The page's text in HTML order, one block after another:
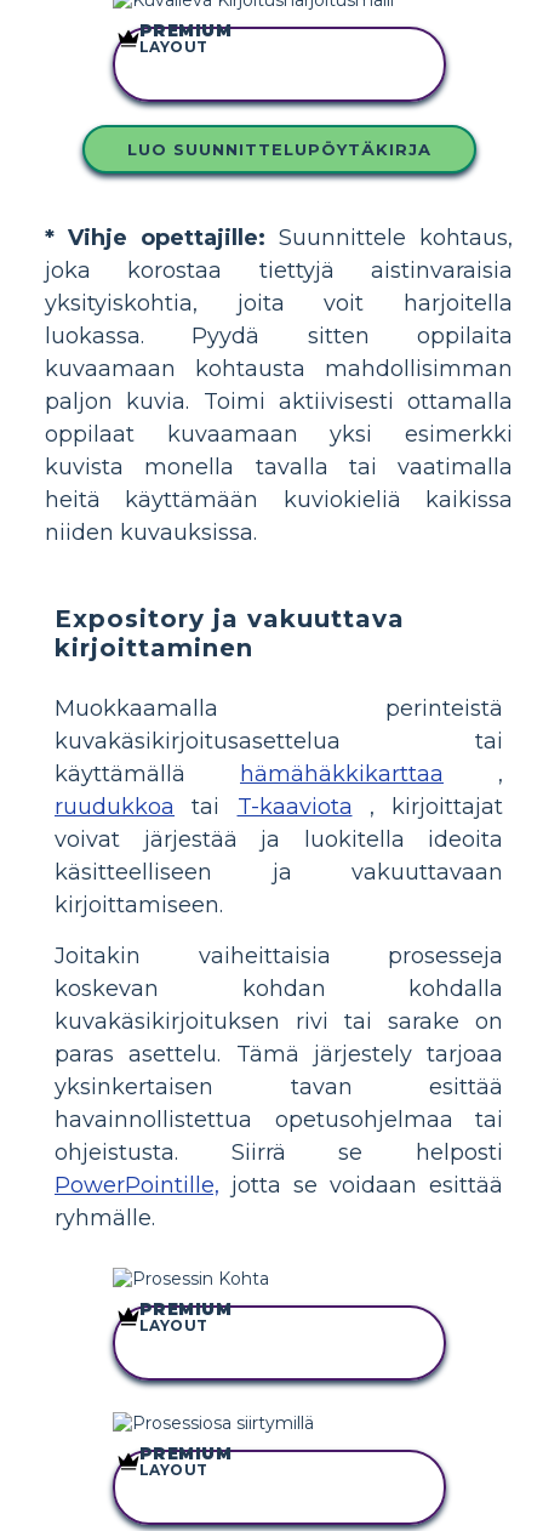
KOPIOI TÄMÄ
PREMIUM
LAYOUT
LUO SUUNNITTELUPÖYTÄKIRJA
* Vihje opettajille: Suunnittele kohtaus,
joka korostaa tiettyjä aistinvaraisia
yksityiskohtia, joita voit harjoitella
luokassa. Pyydä sitten oppilaita
kuvaamaan kohtausta mahdollisimman
paljon kuvia. Toimi aktiivisesti ottamalla
oppilaat kuvaamaan yksi esimerkki
kuvista monella tavalla tai vaatimalla
heitä käyttämään kuviokieliä kaikissa
niiden kuvauksissa.
Expository ja vakuuttava
kirjoittaminen
Muokkaamalla perinteistä
kuvakäsikirjoitusasettelua tai
käyttämällä
hämähäkkikarttaa ,
ruudukkoa tai T-kaaviota , kirjoittajat
voivat järjestää ja luokitella ideoita
käsitteelliseen ja vakuuttavaan
kirjoittamiseen.
Joitakin vaiheittaisia prosesseja
koskevan kohdan kohdalla
kuvakäsikirjoituksen rivi tai sarake on
paras asettelu. Tämä järjestely tarjoaa
yksinkertaisen tavan esittää
havainnollistettua opetusohjelmaa tai
ohjeistusta. Siirrä se helposti
PowerPointille, jotta se voidaan esittää
ryhmälle.
KOPIOI TÄMÄ
PREMIUM
LAYOUT
KOPIOI TÄMÄ
PREMIUM
LAYOUT